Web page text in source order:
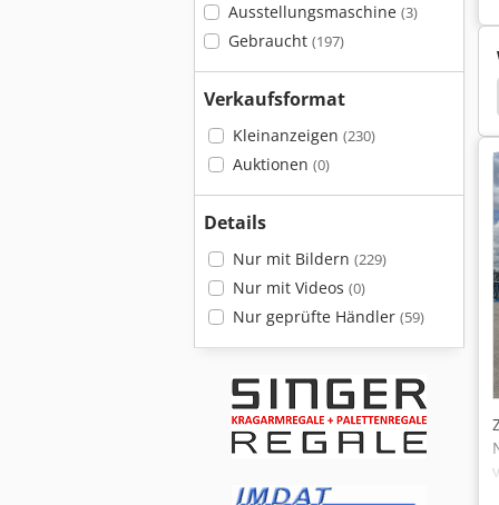
Ausstellungsmaschine (3)
Gebraucht (197)
Verkaufsformat
Kleinanzeigen (230)
Auktionen (0)
Details
Nur mit Bildern (229)
Nur mit Videos (0)
Nur geprüfte Händler (59)
Kragarmregal Paletten Regale